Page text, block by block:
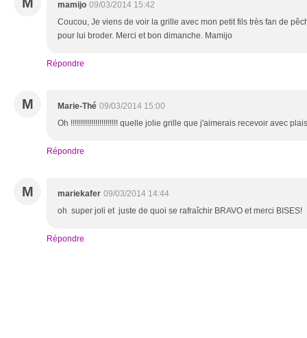
mamijo 09/03/2014 15:42
Coucou, Je viens de voir la grille avec mon petit fils très fan de
pour lui broder. Merci et bon dimanche. Mamijo
Répondre
M Marie-Thé 09/03/2014 15:00
Oh !!!!!!!!!!!!!!!!!!!!!!! quelle jolie grille que j'aimerais recevoir avec
Répondre
M mariekafer 09/03/2014 14:44
oh super joli et juste de quoi se rafraîchir BRAVO et merci BISES!
Répondre